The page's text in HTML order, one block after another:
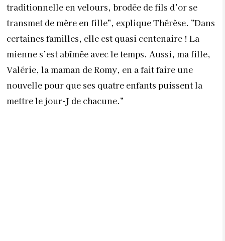
traditionnelle en velours, brodée de fils d’or se
transmet de mère en fille”, explique Thérèse. ”Dans
certaines familles, elle est quasi centenaire ! La
mienne s’est abîmée avec le temps. Aussi, ma fille,
Valérie, la maman de Romy, en a fait faire une
nouvelle pour que ses quatre enfants puissent la
mettre le jour-J de chacune.”